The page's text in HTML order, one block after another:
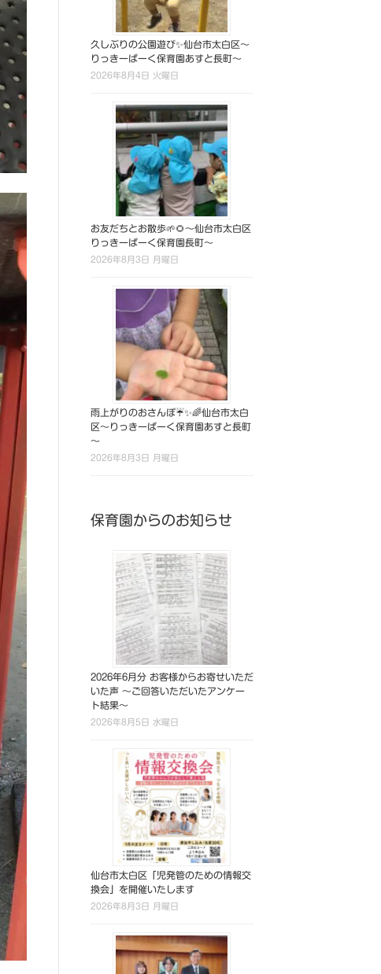
久しぶりの公園遊び✨仙台市太白区～
りっきーぱーく保育園あすと長町～
2026年8月4日 火曜日
お友だちとお散歩🌱🌻～仙台市太白区
りっきーぱーく保育園長町～
2026年8月3日 月曜日
雨上がりのおさんぽ☔✨🌈仙台市太白
区～りっきーぱーく保育園あすと長町
～
2026年8月3日 月曜日
保育園からのお知らせ
2026年6月分 お客様からお寄せいただ
いた声 ～ご回答いただいたアンケー
ト結果～
2026年8月5日 水曜日
仙台市太白区「児発管のための情報交
換会」を開催いたします
2026年8月3日 月曜日